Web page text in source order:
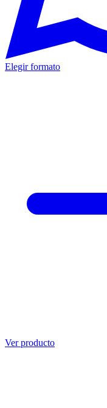
Elegir formato
Ver producto